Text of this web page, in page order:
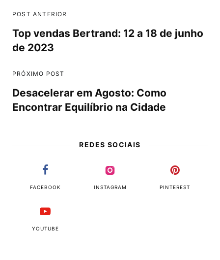
POST ANTERIOR
Top vendas Bertrand: 12 a 18 de junho
de 2023
PRÓXIMO POST
Desacelerar em Agosto: Como
Encontrar Equilíbrio na Cidade
REDES SOCIAIS
FACEBOOK INSTAGRAM PINTEREST
YOUTUBE